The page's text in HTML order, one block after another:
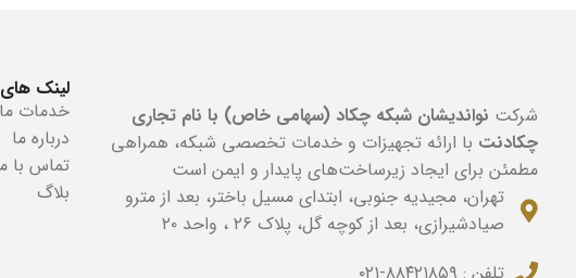
شرکت نواندیشان شبکه چکاد (سهامی خاص) با نام تجاری
چکادنت با ارائه تجهیزات و خدمات تخصصی شبکه، همراهی
مطمئن برای ایجاد زیرساخت‌های پایدار و ایمن است
تهران، مجیدیه جنوبی، ابتدای مسیل باختر، بعد از مترو
صیادشیرازی، بعد از کوچه گل، پلاک ۲۶ ، واحد ۲۰
لینک
خدمات ما
درباره ما
تماس با
بلاگ